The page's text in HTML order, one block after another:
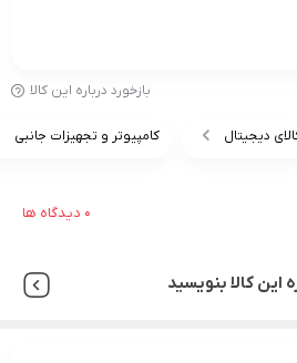
بازخورد درباره این کالا
دیجیتال کامپیوتر و تجهیزات جانبی
0 دیدگاه ها
این کالا بنویسید